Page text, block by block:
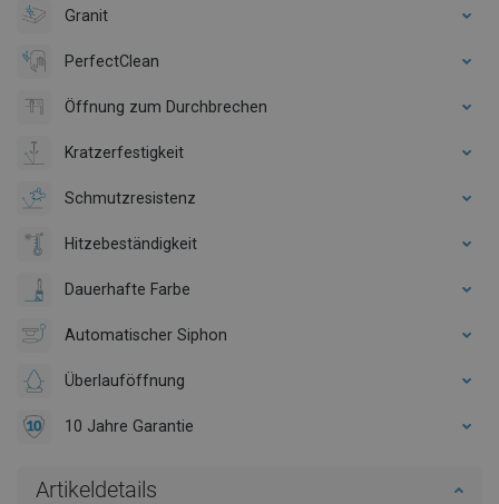
Granit
PerfectClean
Öffnung zum Durchbrechen
Kratzerfestigkeit
Schmutzresistenz
Hitzebeständigkeit
Dauerhafte Farbe
Automatischer Siphon
Überlauföffnung
10 Jahre Garantie
Artikeldetails